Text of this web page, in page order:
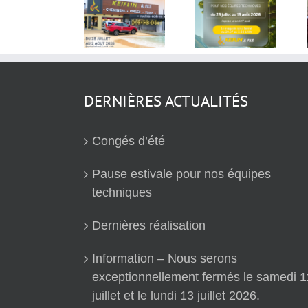
Pause
estivale
pour nos
équipes
Dernières
réalisation
DERNIÈRES ACTUALITÉS
Congés d’été
Pause estivale pour nos équipes
techniques
Dernières réalisation
Information – Nous serons
exceptionnellement fermés le samedi
juillet et le lundi 13 juillet 2026.